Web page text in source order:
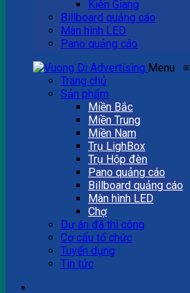
Kiên Giang
Billboard quảng cáo
Màn hình LED
Pano quảng cáo
Menu ≡
Trang chủ
Sản phẩm
Miền Bắc
Miền Trung
Miền Nam
Trụ LighBox
Trụ Hộp đèn
Pano quảng cáo
Billboard quảng cáo
Màn hình LED
Chợ
Dự án đã thi công
Cơ cấu tổ chức
Tuyển dụng
Tin tức